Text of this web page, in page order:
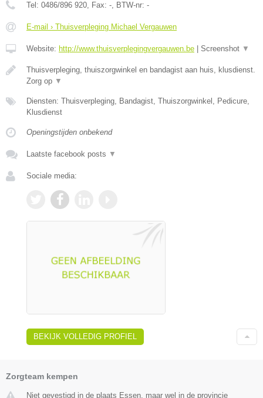
Tel: 0486/896 920, Fax: -, BTW-nr: -
E-mail › Thuisverpleging Michael Vergauwen
Website: http://www.thuisverplegingvergauwen.be Screenshot ▼
Thuisverpleging, thuiszorgwinkel en bandagist aan huis, klusdienst.
Zorg op ▼
Diensten: Thuisverpleging, Bandagist, Thuiszorgwinkel, Pedicure,
Klusdienst
Openingstijden onbekend
Laatste facebook posts ▼
Sociale media:
BEKIJK VOLLEDIG PROFIEL
Zorgteam kempen
Niet gevestigd in de plaats Essen, maar wel in de provincie